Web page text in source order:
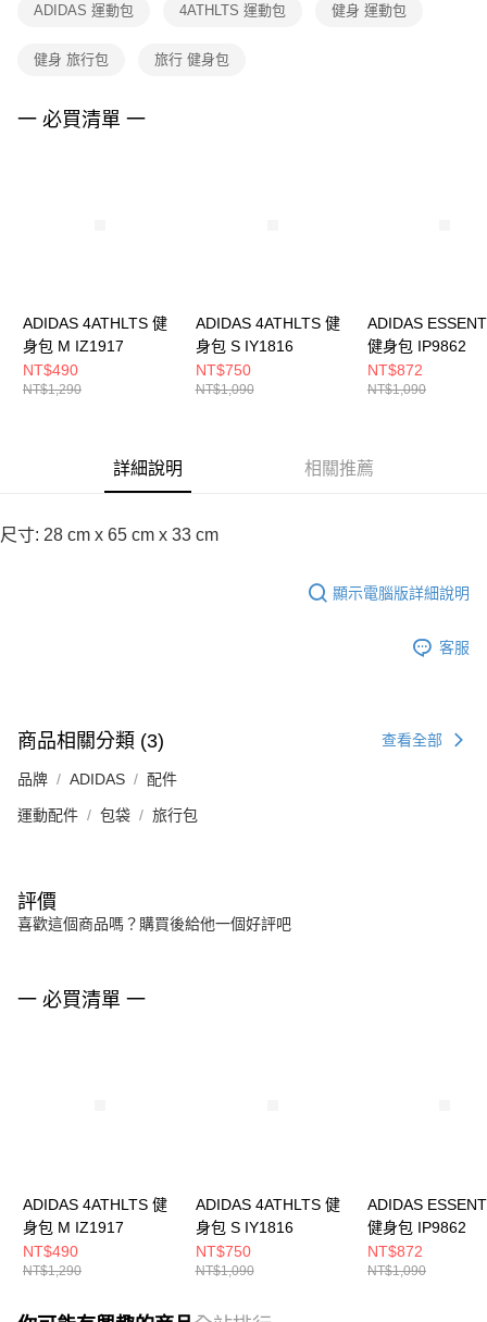
１．透過由恩沛科技股份有限公司提供之「AFTEE先享後付」服務完成之交
權轉讓予恩沛科技股份有限公司。
３．未成年的使用者請事先徵得法定代理人或監護人之同意方可使用
「AFTEE先享後付」，若未經同意申辦者引起之損失，本公司不負相關責
ADIDAS 運動包 4ATHLTS 運動包 健身 運動包
健身 旅行包 旅行 健身包
一 必買清單 一
ADIDAS 4ATHLTS 健
身包 M IZ1917
NT$490
NT$1,290
ADIDAS 4ATHLTS 健
身包 S IY1816
NT$750
NT$1,090
ADIDAS
健身包 IP9862
NT$872
NT$1,090
詳細說明 相關推薦
尺寸: 28 cm x 65 cm x 33 cm
顯示電腦版詳細說明
客服
商品相關分類 (3) 查看全部
品牌 ADIDAS 配件
運動配件 包袋 旅行包
評價
喜歡這個商品嗎？購買後給他一個好評吧
一 必買清單 一
ADIDAS 4ATHLTS 健
身包 M IZ1917
NT$490
NT$1,290
ADIDAS 4ATHLTS 健
身包 S IY1816
NT$750
NT$1,090
ADIDAS
健身包 IP9862
NT$872
NT$1,090